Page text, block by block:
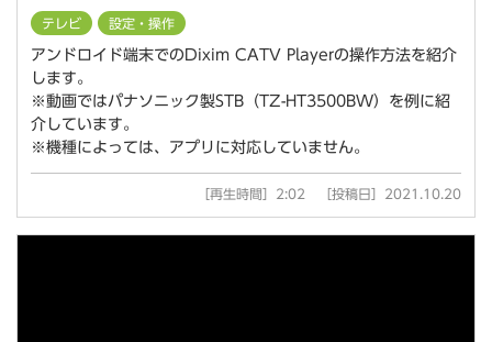
テレビ 設定・操作
アンドロイド端末でのDixim CATV Playerの操作方法を紹介
します。
※動画ではパナソニック製STB（TZ-HT3500BW）を例に紹
介しています。
※機種によっては、アプリに対応していません。
［再生時間］2:02 ［投稿日］2021.10.20